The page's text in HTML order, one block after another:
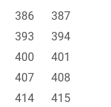
386
387
393
394
400
401
407
408
414
415